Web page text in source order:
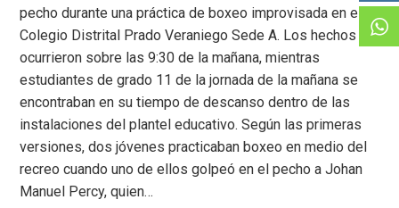
pecho durante una práctica de boxeo improvisada en el
Colegio Distrital Prado Veraniego Sede A. Los hechos
ocurrieron sobre las 9:30 de la mañana, mientras
estudiantes de grado 11 de la jornada de la mañana se
encontraban en su tiempo de descanso dentro de las
instalaciones del plantel educativo. Según las primeras
versiones, dos jóvenes practicaban boxeo en medio del
recreo cuando uno de ellos golpeó en el pecho a Johan
Manuel Percy, quien…